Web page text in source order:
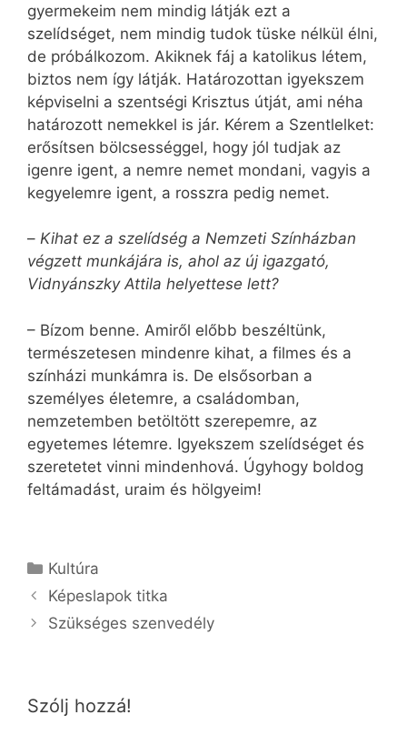
gyermekeim nem mindig látják ezt a
szelídséget, nem mindig tudok tüske nélkül élni,
de próbálkozom. Akiknek fáj a katolikus létem,
biztos nem így látják. Határozottan igyekszem
képviselni a szentségi Krisztus útját, ami néha
határozott nemekkel is jár. Kérem a Szentlelket:
erősítsen bölcsességgel, hogy jól tudjak az
igenre igent, a nemre nemet mondani, vagyis a
kegyelemre igent, a rosszra pedig nemet.
– Kihat ez a szelídség a Nemzeti Színházban
végzett munkájára is, ahol az új igazgató,
Vidnyánszky Attila helyettese lett?
– Bízom benne. Amiről előbb beszéltünk,
természetesen mindenre kihat, a filmes és a
színházi munkámra is. De elsősorban a
személyes életemre, a családomban,
nemzetemben betöltött szerepemre, az
egyetemes létemre. Igyekszem szelídséget és
szeretetet vinni mindenhová. Úgyhogy boldog
feltámadást, uraim és hölgyeim!
Kategória
Kultúra
Képeslapok titka
Szükséges szenvedély
Szólj hozzá!